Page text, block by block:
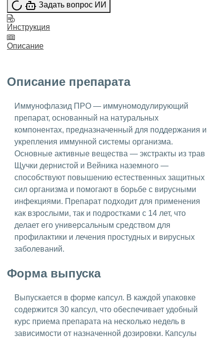
Задать вопрос ИИ
Инструкция
Описание
Описание препарата
Иммунофлазид ПРО — иммуномодулирующий
препарат, основанный на натуральных
компонентах, предназначенный для поддержания и
укрепления иммунной системы организма.
Основные активные вещества — экстракты из трав
Щучки дернистой и Вейника наземного —
способствуют повышению естественных защитных
сил организма и помогают в борьбе с вирусными
инфекциями. Препарат подходит для применения
как взрослыми, так и подростками с 14 лет, что
делает его универсальным средством для
профилактики и лечения простудных и вирусных
заболеваний.
Форма выпуска
Выпускается в форме капсул. В каждой упаковке
содержится 30 капсул, что обеспечивает удобный
курс приема препарата на несколько недель в
зависимости от назначенной дозировки. Капсулы